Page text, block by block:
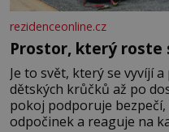
rezidenceonline.cz
Prostor, který roste
Je to svět, který se vyvíjí
dětských krůčků až po
pokoj podporuje
odpočinek a reaguje na